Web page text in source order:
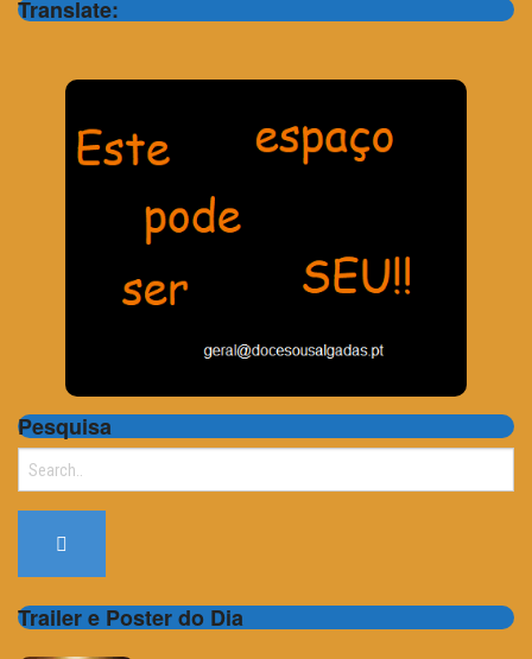
Translate:
Pesquisa
Search
Trailer e Poster do Dia